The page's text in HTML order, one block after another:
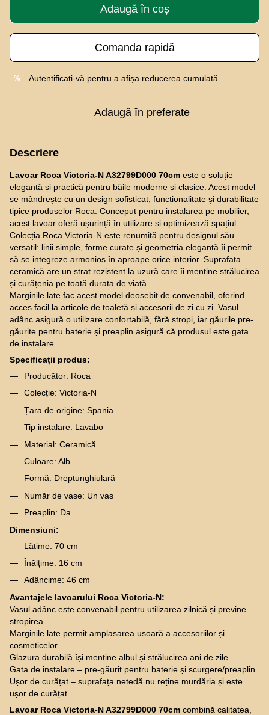
Adaugă în coș
Comanda rapidă
% Autentificați-vă pentru a afișa reducerea cumulată
Adaugă în preferate
Descriere
Lavoar Roca Victoria-N A32799D000 70cm este o soluție
elegantă și practică pentru băile moderne și clasice. Acest model
se mândrește cu un design sofisticat, funcționalitate și durabilitate
tipice produselor Roca. Conceput pentru instalarea pe mobilier,
acest lavoar oferă ușurință în utilizare și optimizează spațiul.
Colecția Roca Victoria-N este renumită pentru designul său
versatil: linii simple, forme curate și geometria elegantă îi permit
să se integreze armonios în aproape orice interior. Suprafața
ceramică are un strat rezistent la uzură care îi menține strălucirea
și curățenia pe toată durata de viață.
Marginile late fac acest model deosebit de convenabil, oferind
acces facil la articole de toaletă și accesorii de zi cu zi. Vasul
adânc asigură o utilizare confortabilă, fără stropi, iar găurile pre-
găurite pentru baterie și preaplin asigură că produsul este gata
de instalare.
Specificații produs:
Producător: Roca
Colecție: Victoria-N
Țara de origine: Spania
Tip instalare: Lavabo
Material: Ceramică
Culoare: Alb
Formă: Dreptunghiulară
Număr de vase: Un vas
Preaplin: Da
Dimensiuni:
Lățime: 70 cm
Înălțime: 16 cm
Adâncime: 46 cm
Avantajele lavoarului Roca Victoria-N:
Vasul adânc este convenabil pentru utilizarea zilnică și previne
stropirea.
Marginile late permit amplasarea ușoară a accesoriilor și
cosmeticelor.
Glazura durabilă își menține albul și strălucirea ani de zile.
Gata de instalare – pre-găurit pentru baterie și scurgere/preaplin.
Ușor de curățat – suprafața netedă nu reține murdăria și este
ușor de curățat.
Lavoar Roca Victoria-N A32799D000 70cm combină calitatea,